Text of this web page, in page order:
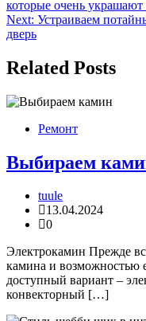
по
записям
которые очень украшают
Next: Устраиваем
дверь
Related Posts
Ремонт
Выбираем
tuule
13.04.2024
0
Электрокамин Прежде
камина и возможностью
доступный вариант –
конвекторный […]